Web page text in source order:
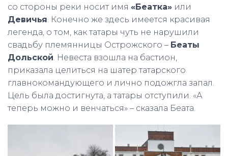
со стороны реки носит имя «Беатка» или
Девичья. Конечно же здесь имеется красивая
легенда, о том, как татары чуть не нарушили
свадьбу племянницы Острожского – Беаты
Дольской. Невеста взошла на бастион,
приказала целиться на шатер татарского
главнокомандующего и лично подожгла запал.
Цель была достигнута, а татары отступили. «А
теперь можно и венчаться» – сказала Беата.